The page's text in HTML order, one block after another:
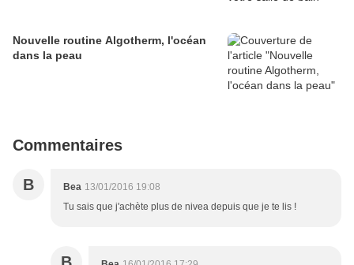
Nouvelle routine Algotherm, l'océan
dans la peau
Commentaires
B Bea 13/01/2016 19:08
Tu sais que j'achète plus de nivea depuis que je te lis !